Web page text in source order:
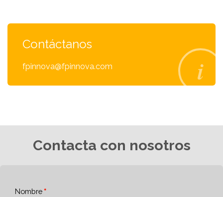
Contáctanos
fpinnova@fpinnova.com
Contacta con nosotros
Nombre